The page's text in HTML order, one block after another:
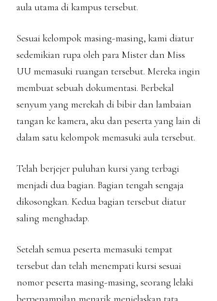
aula utama di kampus tersebut.
Sesuai kelompok masing-masing, kami diatur
sedemikian rupa oleh para Mister dan Miss
UU memasuki ruangan tersebut. Mereka ingin
membuat sebuah dokumentasi. Berbekal
senyum yang merekah di bibir dan lambaian
tangan ke kamera, aku dan peserta yang lain di
dalam satu kelompok memasuki aula tersebut.
Telah berjejer puluhan kursi yang terbagi
menjadi dua bagian. Bagian tengah sengaja
dikosongkan. Kedua bagian tersebut diatur
saling menghadap.
Setelah semua peserta memasuki tempat
tersebut dan telah menempati kursi sesuai
nomor peserta masing-masing, seorang lelaki